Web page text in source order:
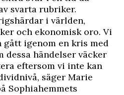
svarta rubriker.
i världen,
och ekonomisk oro. Vi
igenom en kris med
dessa händelser väcker
eftersom vi inte kan
säger Marie
Sophiahemmets